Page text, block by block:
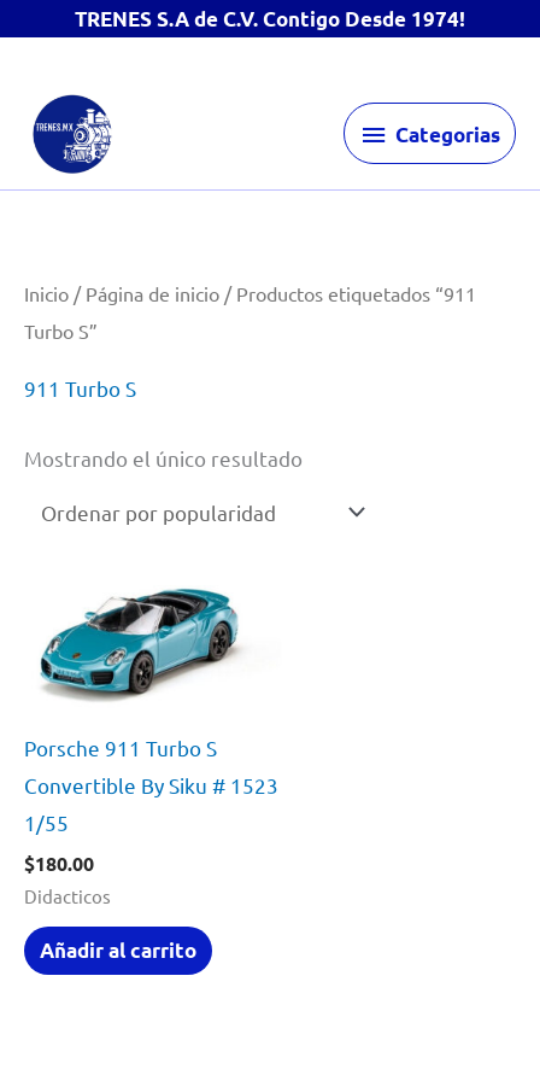
TRENES S.A de C.V. Contigo Desde 1974!
contenido
Categorias
Categorias
Inicio / Página de inicio / Productos etiquetados “911
Turbo S”
911 Turbo S
Mostrando el único resultado
Porsche 911 Turbo S
Convertible By Siku # 1523
1/55
$180.00
Didacticos
Añadir al carrito